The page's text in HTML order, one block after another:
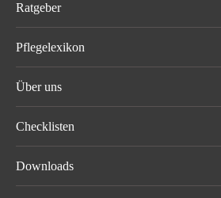
Ratgeber
Pflegelexikon
Über uns
Checklisten
Downloads